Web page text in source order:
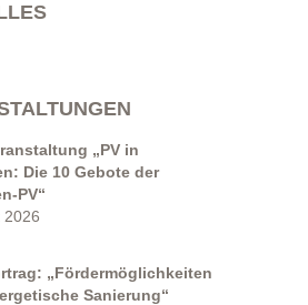
„PV in
Die 10 Gebote der
PV“
2026
„Fördermöglichkeiten
Sanierung“